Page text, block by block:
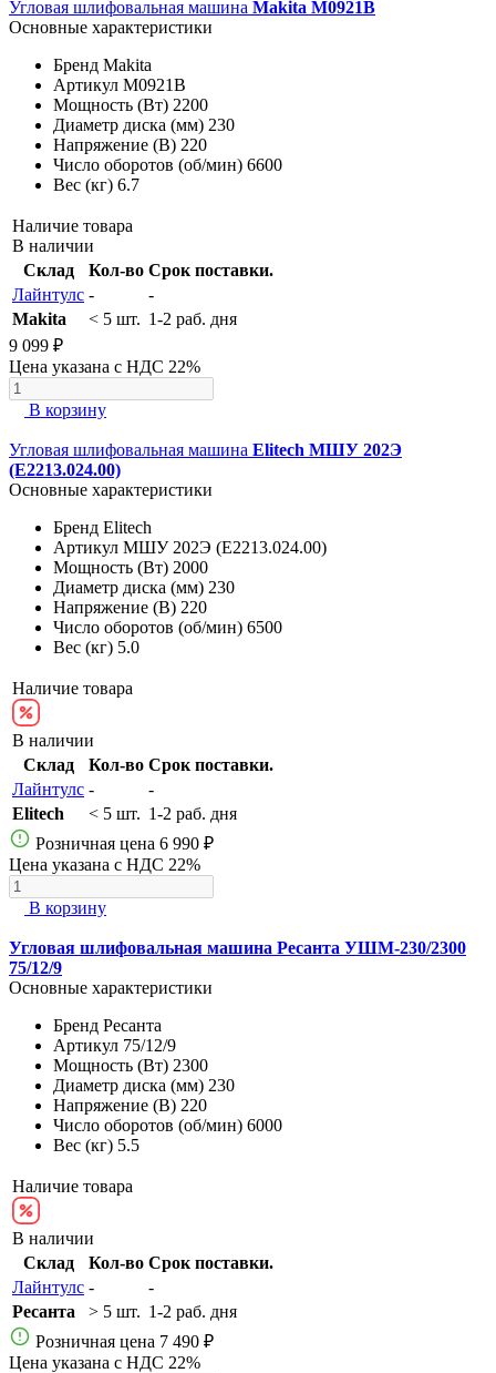
Угловая шлифовальная машина Makita M0921B
Основные характеристики
Бренд Makita
Артикул M0921B
Мощность (Вт) 2200
Диаметр диска (мм) 230
Напряжение (В) 220
Число оборотов (об/мин) 6600
Вес (кг) 6.7
Наличие товара
В наличии
Склад
Кол-во Срок поставки.
Лайнтулс -
-
Makita
< 5 шт. 1-2 раб. дня
9 099 ₽
Цена указана с НДС 22%
В корзину
Угловая шлифовальная машина Elitech МШУ 202Э
(E2213.024.00)
Основные характеристики
Бренд Elitech
Артикул МШУ 202Э (E2213.024.00)
Мощность (Вт) 2000
Диаметр диска (мм) 230
Напряжение (В) 220
Число оборотов (об/мин) 6500
Вес (кг) 5.0
Наличие товара
В наличии
Склад
Кол-во Срок поставки.
Лайнтулс -
-
Elitech
< 5 шт. 1-2 раб. дня
Розничная цена 6 990 ₽
Цена указана с НДС 22%
В корзину
Угловая шлифовальная машина Ресанта УШМ-230/2300
75/12/9
Основные характеристики
Бренд Ресанта
Артикул 75/12/9
Мощность (Вт) 2300
Диаметр диска (мм) 230
Напряжение (В) 220
Число оборотов (об/мин) 6000
Вес (кг) 5.5
Наличие товара
В наличии
Склад
Кол-во Срок поставки.
Лайнтулс -
-
Ресанта
> 5 шт. 1-2 раб. дня
Розничная цена 7 490 ₽
Цена указана с НДС 22%